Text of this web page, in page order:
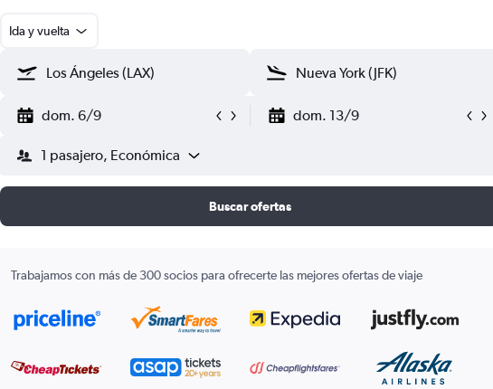
Ida y vuelta
dom. 6/9 dom. 13/9
1 pasajero, Económica
Buscar ofertas
Trabajamos con más de 300 socios para ofrecerte las mejores ofertas de viaje